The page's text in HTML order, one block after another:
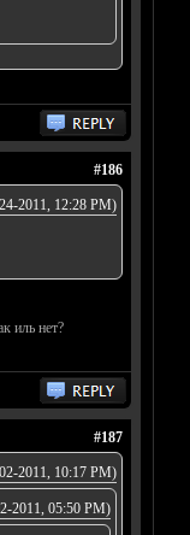
#186
2011, 12:28 PM)
иль нет?
#187
2011, 10:17 PM)
2011, 05:50 PM)